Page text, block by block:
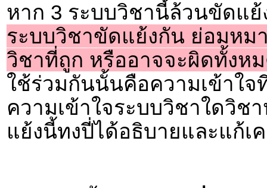
หาก 3 ระบบวิชานี้ล้วนขัดแ
ระบบวิชาขัดแย้งกัน ย่อมหม
วิชาที่ถูก หรืออาจจะผิดทั้งห
ใช้ร่วมกันนั้นคือความเข้าใจ
ความเข้าใจระบบวิชาใดวิช
แย้งนี้ทงปี่ได้อธิบายและแก้เ